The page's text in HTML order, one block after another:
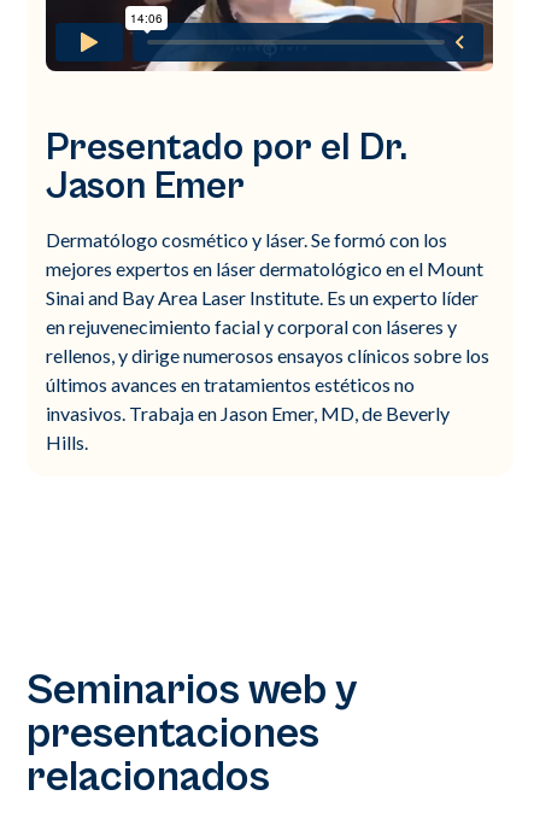
Presentado por el Dr.
Jason Emer
Dermatólogo cosmético y láser. Se formó con los
mejores expertos en láser dermatológico en el Mount
Sinai and Bay Area Laser Institute. Es un experto líder
en rejuvenecimiento facial y corporal con láseres y
rellenos, y dirige numerosos ensayos clínicos sobre los
últimos avances en tratamientos estéticos no
invasivos. Trabaja en Jason Emer, MD, de Beverly
Hills.
Seminarios web y
presentaciones
relacionados